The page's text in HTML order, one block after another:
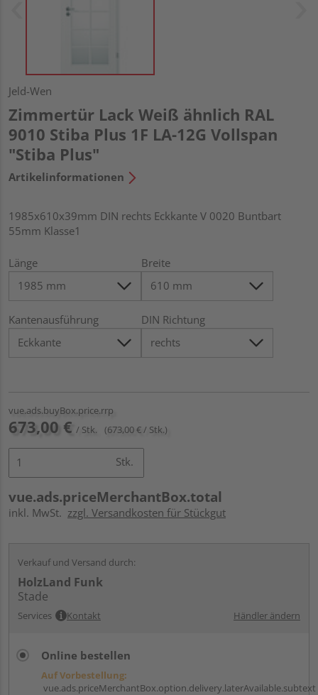
Jeld-Wen
Zimmertür Lack Weiß ähnlich RAL
9010 Stiba Plus 1F LA-12G Vollspan
"Stiba Plus"
Artikelinformationen
1985x610x39mm DIN rechts Eckkante V 0020 Buntbart
55mm Klasse1
Länge Breite
Kantenausführung DIN Richtung
vue.ads.buyBox.price.rrp
673,00 € / Stk. (673,00 € / Stk.)
Stk.
vue.ads.priceMerchantBox.total
inkl. MwSt. zzgl. Versandkosten für Stückgut
Verkauf und Versand durch:
HolzLand Funk
Stade
Services Kontakt Händler ändern
Online bestellen
Auf Vorbestellung:
vue.ads.priceMerchantBox.option.delivery.laterAvailable.subtext